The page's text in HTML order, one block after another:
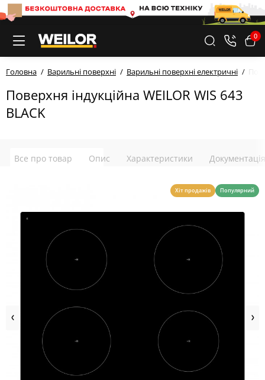
0
Головна Варильні поверхні Варильні поверхні електричні
Поверхня індукційна WEILOR WIS 643
BLACK
Все про товар Опис Характеристики Документація
Хіт продажів Популярний